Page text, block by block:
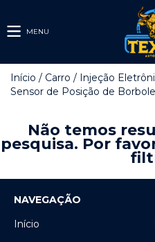
MENU
Início / Carro / Injeção
Sensor de Posição de
Não temos
pesquisa. Por
NAVEGAÇÃO
Início